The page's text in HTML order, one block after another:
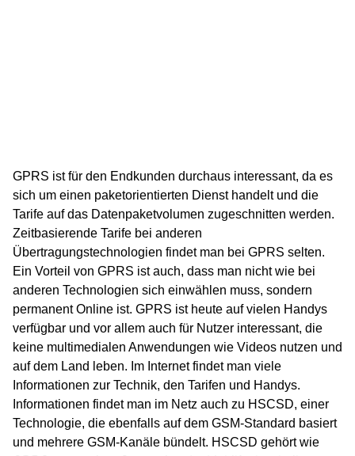
GPRS ist für den Endkunden durchaus interessant, da es
sich um einen paketorientierten Dienst handelt und die
Tarife auf das Datenpaketvolumen zugeschnitten werden.
Zeitbasierende Tarife bei anderen
Übertragungstechnologien findet man bei GPRS selten.
Ein Vorteil von GPRS ist auch, dass man nicht wie bei
anderen Technologien sich einwählen muss, sondern
permanent Online ist. GPRS ist heute auf vielen Handys
verfügbar und vor allem auch für Nutzer interessant, die
keine multimedialen Anwendungen wie Videos nutzen und
auf dem Land leben. Im Internet findet man viele
Informationen zur Technik, den Tarifen und Handys.
Informationen findet man im Netz auch zu HSCSD, einer
Technologie, die ebenfalls auf dem GSM-Standard basiert
und mehrere GSM-Kanäle bündelt. HSCSD gehört wie